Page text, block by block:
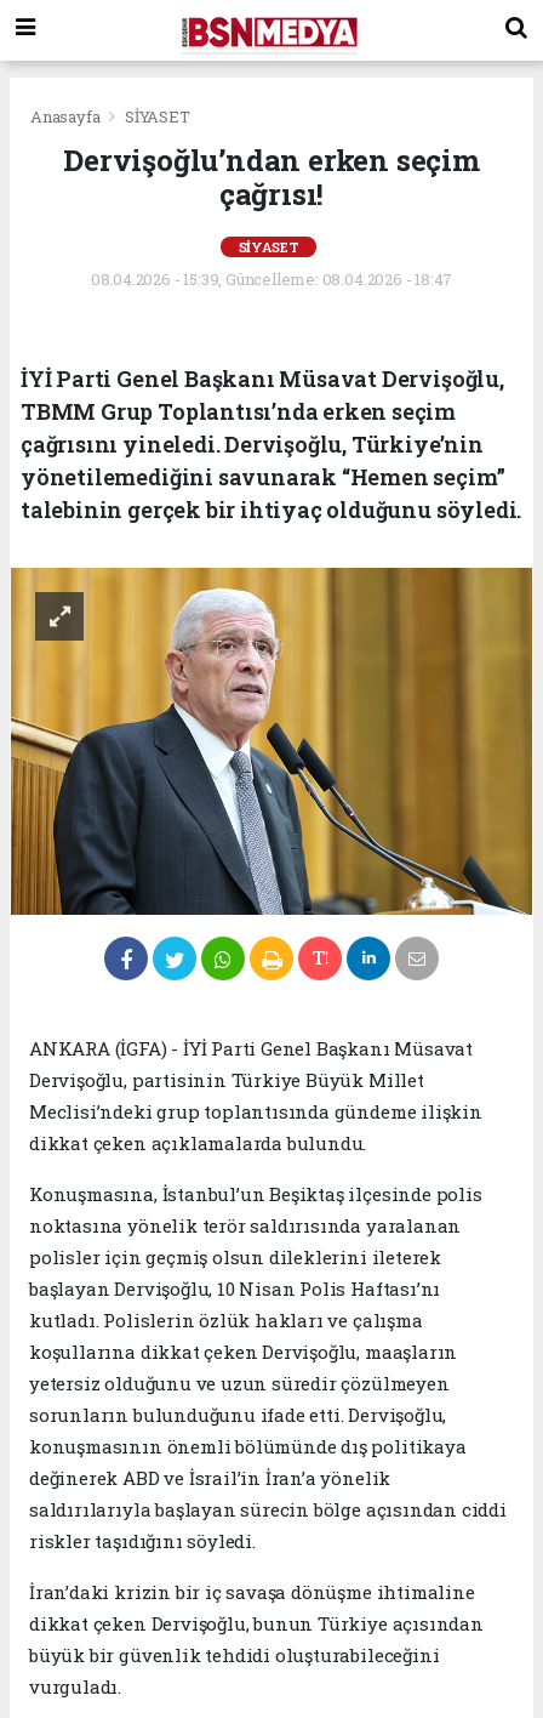
Anasayfa SİYASET
Dervişoğlu’ndan erken seçim
çağrısı!
SİYASET
08.04.2026 - 15:39, Güncelleme: 08.04.2026 - 18:47
İYİ Parti Genel Başkanı Müsavat Dervişoğlu,
TBMM Grup Toplantısı’nda erken seçim
çağrısını yineledi. Dervişoğlu, Türkiye’nin
yönetilemediğini savunarak “Hemen seçim”
talebinin gerçek bir ihtiyaç olduğunu söyledi.
ANKARA (İGFA) - İYİ Parti Genel Başkanı Müsavat
Dervişoğlu, partisinin Türkiye Büyük Millet
Meclisi’ndeki grup toplantısında gündeme ilişkin
dikkat çeken açıklamalarda bulundu.
Konuşmasına, İstanbul’un Beşiktaş ilçesinde polis
noktasına yönelik terör saldırısında yaralanan
polisler için geçmiş olsun dileklerini ileterek
başlayan Dervişoğlu, 10 Nisan Polis Haftası’nı
kutladı. Polislerin özlük hakları ve çalışma
koşullarına dikkat çeken Dervişoğlu, maaşların
yetersiz olduğunu ve uzun süredir çözülmeyen
sorunların bulunduğunu ifade etti. Dervişoğlu,
konuşmasının önemli bölümünde dış politikaya
değinerek ABD ve İsrail’in İran’a yönelik
saldırılarıyla başlayan sürecin bölge açısından ciddi
riskler taşıdığını söyledi.
İran’daki krizin bir iç savaşa dönüşme ihtimaline
dikkat çeken Dervişoğlu, bunun Türkiye açısından
büyük bir güvenlik tehdidi oluşturabileceğini
vurguladı.